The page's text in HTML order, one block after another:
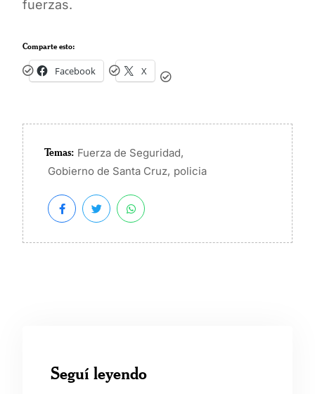
fuerzas.
Comparte esto:
Facebook X
Temas: Fuerza de Seguridad,
Gobierno de Santa Cruz, policia
Seguí leyendo